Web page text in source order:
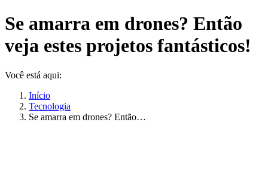
Se amarra em drones? Então
veja estes projetos fantásticos!
Você está aqui:
Início
Tecnologia
Se amarra em drones? Então…